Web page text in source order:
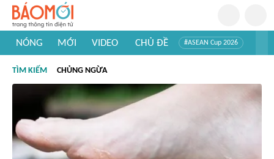
NÓNG MỚI VIDEO CHỦ ĐỀ #ASEAN Cup 2026
#Khám phá thế giới
TÌM KIẾM CHỦNG NGỪA